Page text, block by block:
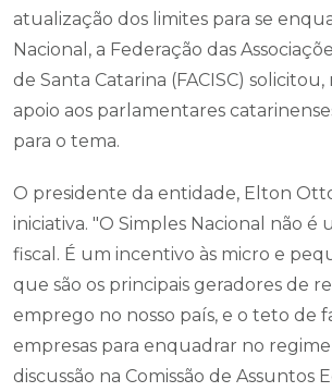
atualização dos limites para se
Nacional, a Federação das
de Santa Catarina (FACISC) solicitou,
apoio aos parlamentares
para o tema.
O presidente da entidade, Elton
iniciativa. "O Simples Nacional não é
fiscal. É um incentivo às micro e
que são os principais geradores de
emprego no nosso país, e o teto de
empresas para enquadrar no
discussão na Comissão de Assuntos